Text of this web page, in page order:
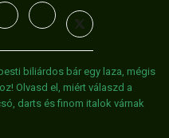
biliárdos bár egy laza, mégis
Olvasd el, miért válaszd a
darts és finom italok várnak